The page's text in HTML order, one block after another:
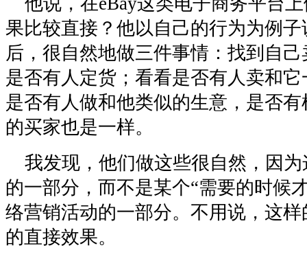
果比较直接？他以自己的行为为例
后，很自然地做三件事情：找到自
是否有人定货；看看是否有人卖和
是否有人做和他类似的生意，是否
的买家也是一样。
我发现，他们做这些很自然，因为
的一部分，而不是某个“需要的时候
络营销活动的一部分。不用说，这
的直接效果。